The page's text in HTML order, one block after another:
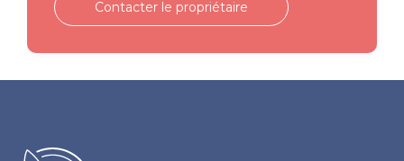
Contacter le propriétaire